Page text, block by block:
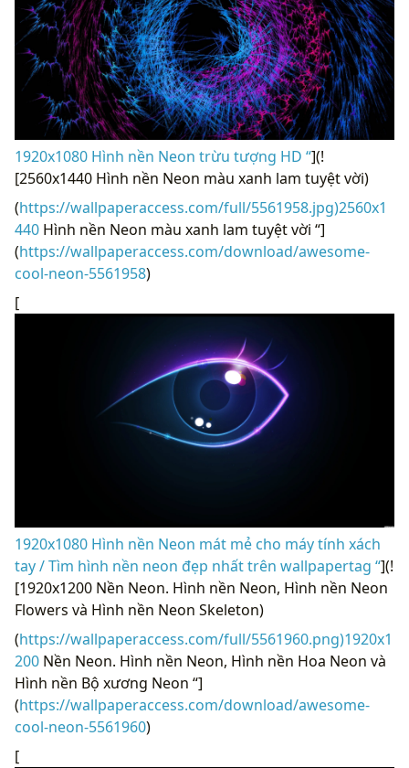
1920x1080 Hình nền Neon trừu tượng HD “](!
[2560x1440 Hình nền Neon màu xanh lam tuyệt vời)
(https://wallpaperaccess.com/full/5561958.jpg)2560x1
440 Hình nền Neon màu xanh lam tuyệt vời “]
(https://wallpaperaccess.com/download/awesome-
cool-neon-5561958)
[
1920x1080 Hình nền Neon mát mẻ cho máy tính xách
tay / Tìm hình nền neon đẹp nhất trên wallpapertag “](!
[1920x1200 Nền Neon. Hình nền Neon, Hình nền Neon
Flowers và Hình nền Neon Skeleton)
(https://wallpaperaccess.com/full/5561960.png)1920x1
200 Nền Neon. Hình nền Neon, Hình nền Hoa Neon và
Hình nền Bộ xương Neon “]
(https://wallpaperaccess.com/download/awesome-
cool-neon-5561960)
[